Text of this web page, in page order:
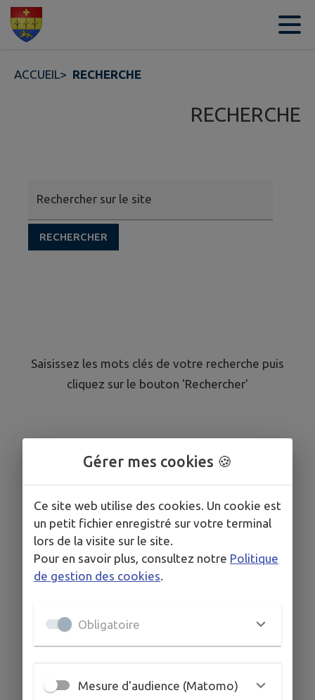
Contenu
ACCUEIL> RECHERCHE
RECHERCHE
Rechercher sur le site
RECHERCHER
Saisissez les mots clés de votre recherche puis
cliquez sur le bouton 'Rechercher'
Gérer mes cookies 🍪
Ce site web utilise des cookies. Un cookie est
un petit fichier enregistré sur votre terminal
lors de la visite sur le site.
Pour en savoir plus, consultez notre Politique
de gestion des cookies.
Obligatoire
Mesure d'audience (Matomo)